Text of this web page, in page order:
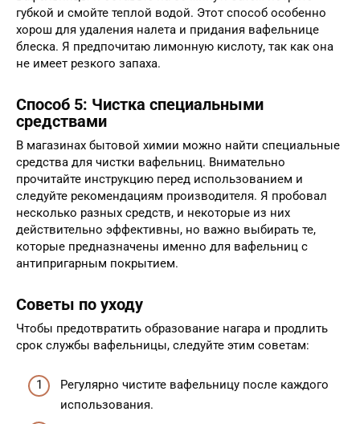
губкой и смойте теплой водой. Этот способ особенно
хорош для удаления налета и придания вафельнице
блеска. Я предпочитаю лимонную кислоту, так как она
не имеет резкого запаха.
Способ 5: Чистка специальными
средствами
В магазинах бытовой химии можно найти специальные
средства для чистки вафельниц. Внимательно
прочитайте инструкцию перед использованием и
следуйте рекомендациям производителя. Я пробовал
несколько разных средств, и некоторые из них
действительно эффективны, но важно выбирать те,
которые предназначены именно для вафельниц с
антипригарным покрытием.
Советы по уходу
Чтобы предотвратить образование нагара и продлить
срок службы вафельницы, следуйте этим советам:
Регулярно чистите вафельницу после каждого
использования.